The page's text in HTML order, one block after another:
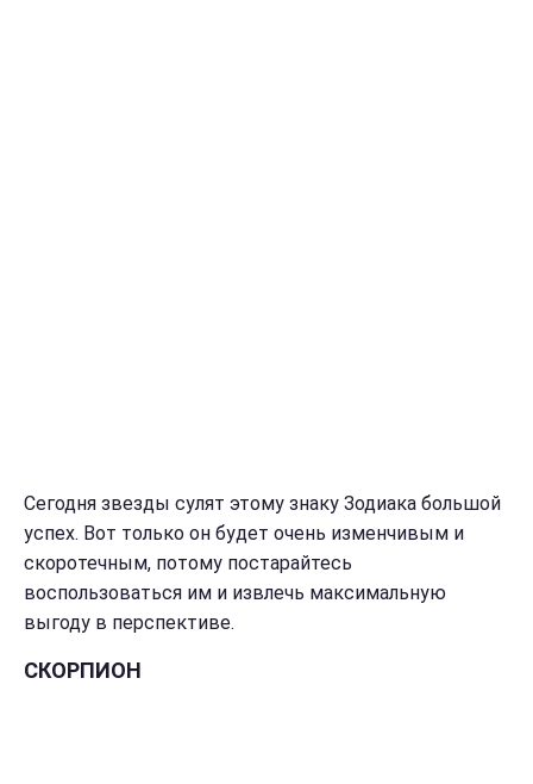
Сегодня звезды сулят этому знаку Зодиака большой
успех. Вот только он будет очень изменчивым и
скоротечным, потому постарайтесь
воспользоваться им и извлечь максимальную
выгоду в перспективе.
СКОРПИОН